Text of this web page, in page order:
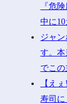
『危
中に
ジャ
す。
でこ
【え
寿司